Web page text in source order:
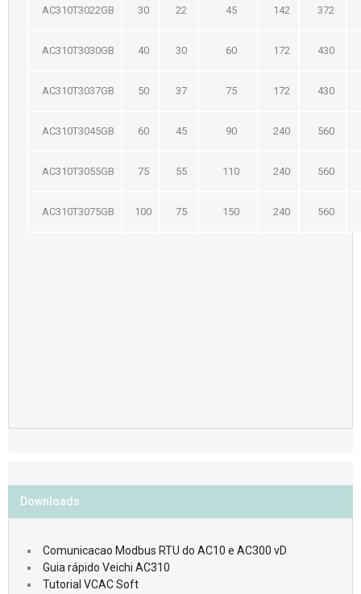
AC310T3022GB 30 22 45 142 372
AC310T3030GB 40 30 60 172 430
AC310T3037GB 50 37 75 172 430
AC310T3045GB 60 45 90 240 560
AC310T3055GB 75 55 110 240 560
AC310T3075GB 100 75 150 240 560
Downloads
Comunicacao Modbus RTU do AC10 e AC300 vD
Guia rápido Veichi AC310
Tutorial VCAC Soft